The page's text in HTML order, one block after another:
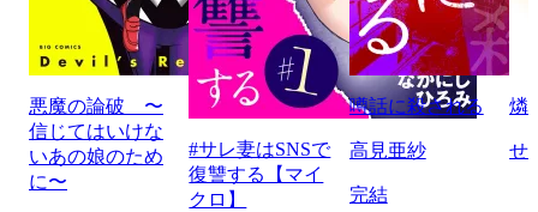
悪魔の論破 〜
信じてはいけな
いあの娘のため
に〜
#サレ妻はSNSで
復讐する【マイ
クロ】
噂話に殺される
高見亜紗
完結
燐
せ